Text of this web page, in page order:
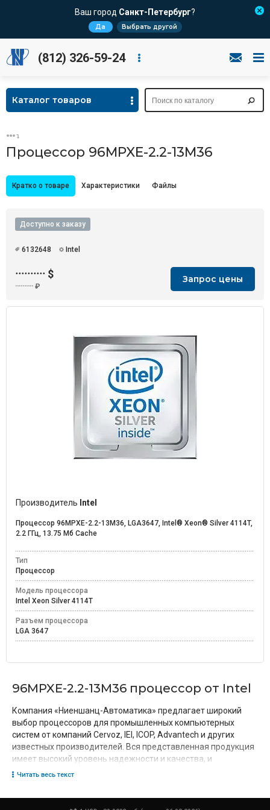
Ваш город Санкт-Петербург?
Да Выбрать другой
(812) 326-59-24
Каталог товаров
Процессор 96MPXE-2.2-13M36
Кратко о товаре Характеристики Файлы
Доступно к заказу
6132648 Intel
·········· $
·········· ₽
Запрос цены
Производитель Intel
Процессор 96MPXE-2.2-13M36, LGA3647, Intel® Xeon® Silver 4114T,
2.2 ГГц, 13.75 Mб Cache
Тип
Процессор
Модель процессора
Intel Xeon Silver 4114T
Разъем процессора
LGA 3647
96MPXE-2.2-13M36 процессор от Intel
Компания «Ниеншанц-Автоматика» предлагает широкий
выбор процессоров для промышленных компьютерных
систем от компаний Cervoz, IEI, ICOP, Advantech и других
известных производителей. Вся представленная продукция
имеет высокий уровень надежности и качества, и
необходимые сертификаты.
отправьте запрос по электронной почте ipc@nnz.ru
Читать весь текст